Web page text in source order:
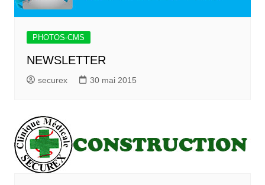
PHOTOS-CMS
NEWSLETTER
securex 30 mai 2015